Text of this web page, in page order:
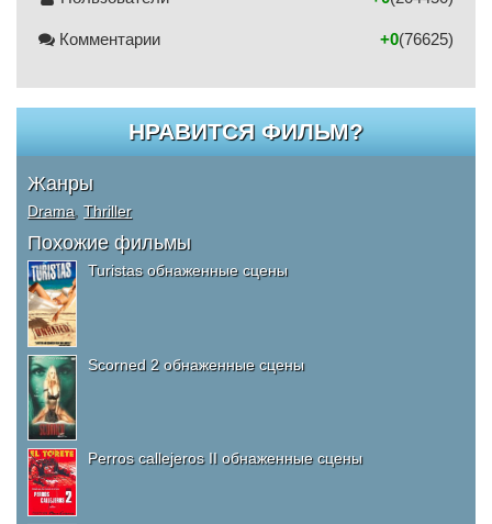
Комментарии (76625)
+0
НРАВИТСЯ ФИЛЬМ?
Жанры
Drama, Thriller
Похожие фильмы
Turistas обнаженные сцены
Scorned 2 обнаженные сцены
Perros callejeros II обнаженные сцены